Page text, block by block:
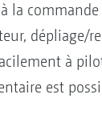
la
dépliage/
à
est